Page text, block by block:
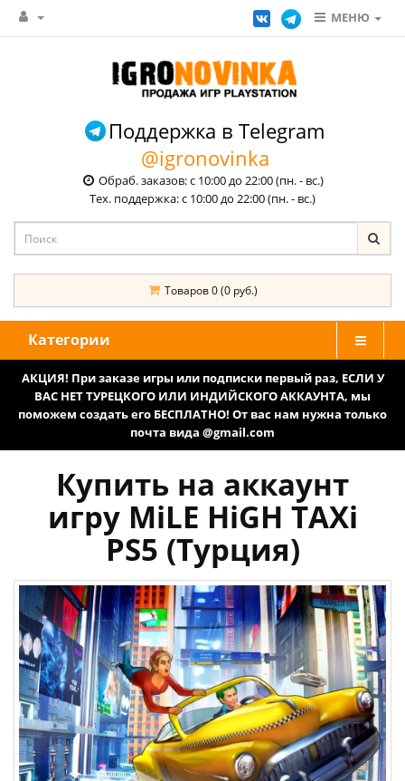
МЕНЮ
Поддержка в Telegram
@igronovinka
Обраб. заказов: с 10:00 до 22:00 (пн. - вс.)
Тех. поддержка: с 10:00 до 22:00 (пн. - вс.)
Товаров 0 (0 руб.)
Категории
АКЦИЯ! При заказе игры или подписки первый раз, ЕСЛИ У
ВАС НЕТ ТУРЕЦКОГО ИЛИ ИНДИЙСКОГО АККАУНТА, мы
поможем создать его БЕСПЛАТНО! От вас нам нужна только
почта вида @gmail.com
Купить на аккаунт
игру MiLE HiGH TAXi
PS5 (Турция)